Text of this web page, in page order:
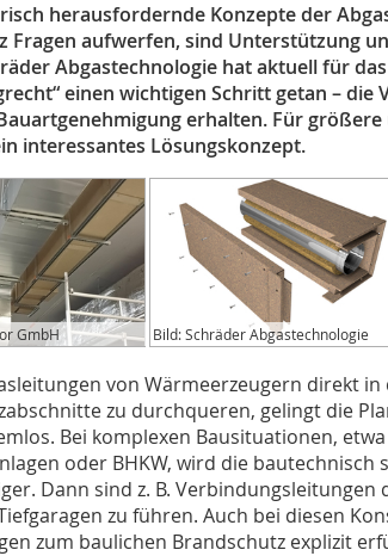
herausfordernde Konzepte der
Fragen aufwerfen, sind Unterstützung
Abgastechnologie hat aktuell für
einen wichtigen Schritt getan – die
erhalten. Für
interessantes Lösungskonzept.
GmbH Bild: Schräder Abgastechnologie
von Wärmeerzeugern direkt
zu durchqueren, gelingt die
Bei komplexen Bausituationen,
oder BHKW, wird die
Dann sind z. B.
zu führen. Auch bei diesen
zum baulichen Brandschutz explizit